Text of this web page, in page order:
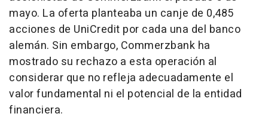
mayo. La oferta planteaba un canje de 0,485
acciones de UniCredit por cada una del banco
alemán. Sin embargo, Commerzbank ha
mostrado su rechazo a esta operación al
considerar que no refleja adecuadamente el
valor fundamental ni el potencial de la entidad
financiera.